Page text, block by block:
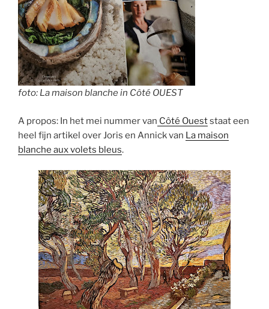
foto: La maison blanche in Côté OUEST
A propos: In het mei nummer van Côté Oueststaat een
heel fijn artikel over Joris en Annick van La maison
blanche aux volets bleus.